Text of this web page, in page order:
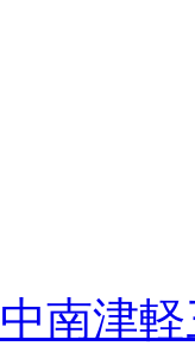
中南津軽